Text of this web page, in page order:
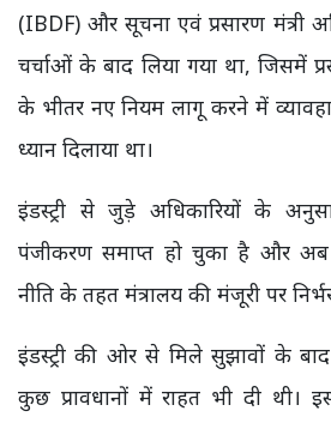
(IBDF) और सूचना एवं प्रसारण मंत्री
चर्चाओं के बाद लिया गया था, जिसमें
के भीतर नए नियम लागू करने में
ध्यान दिलाया था।
इंडस्ट्री से जुड़े अधिकारियों के
पंजीकरण समाप्त हो चुका है और
नीति के तहत मंत्रालय की मंजूरी पर
इंडस्ट्री की ओर से मिले सुझावों के
कुछ प्रावधानों में राहत भी दी थी।